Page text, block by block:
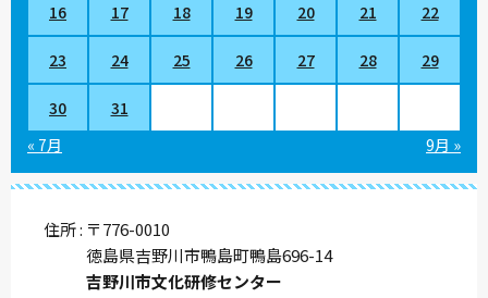
16 17 18 19 20 21 22
23 24 25 26 27 28 29
30
31
« 7月
9月 »
住所 〒776-0010
徳島県吉野川市鴨島町鴨島696-14
吉野川市文化研修センター